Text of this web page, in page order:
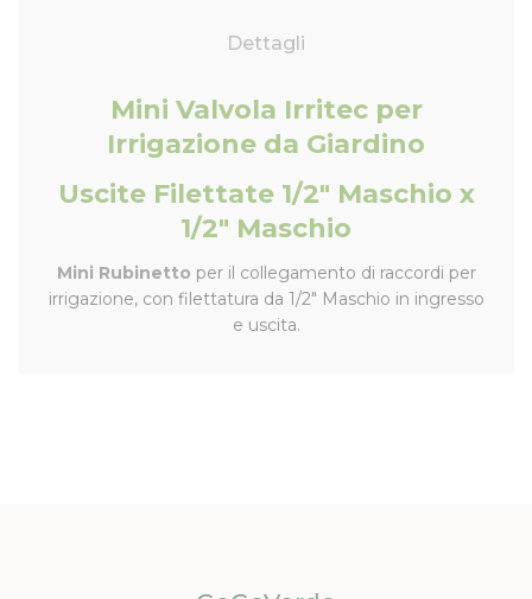
Dettagli
Mini Valvola Irritec per
Irrigazione da Giardino
Uscite Filettate 1/2" Maschio x
1/2" Maschio
Mini Rubinetto per il collegamento di raccordi per
irrigazione, con filettatura da 1/2" Maschio in ingresso
e uscita.